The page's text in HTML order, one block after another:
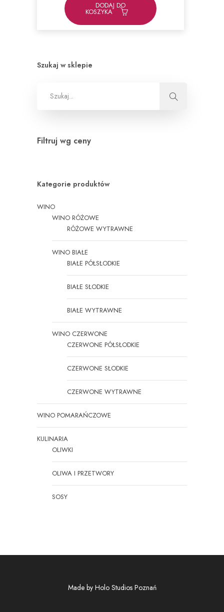
DODAJ DO
KOSZYKA
Szukaj w sklepie
Filtruj wg ceny
Kategorie produktów
WINO
WINO RÓŻOWE
RÓŻOWE WYTRAWNE
WINO BIAŁE
BIAŁE PÓŁSŁODKIE
BIAŁE SŁODKIE
BIAŁE WYTRAWNE
WINO CZERWONE
CZERWONE PÓŁSŁODKIE
CZERWONE SŁODKIE
CZERWONE WYTRAWNE
WINO POMARAŃCZOWE
KULINARIA
OLIWKI
OLIWA I PRZETWORY
SOSY
Made by Holo Studios Poznań